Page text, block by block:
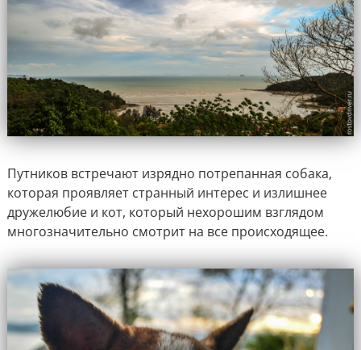
Путников встречают изрядно потрепанная собака,
которая проявляет странный интерес и излишнее
дружелюбие и кот, который нехорошим взглядом
многозначительно смотрит на все происходящее.